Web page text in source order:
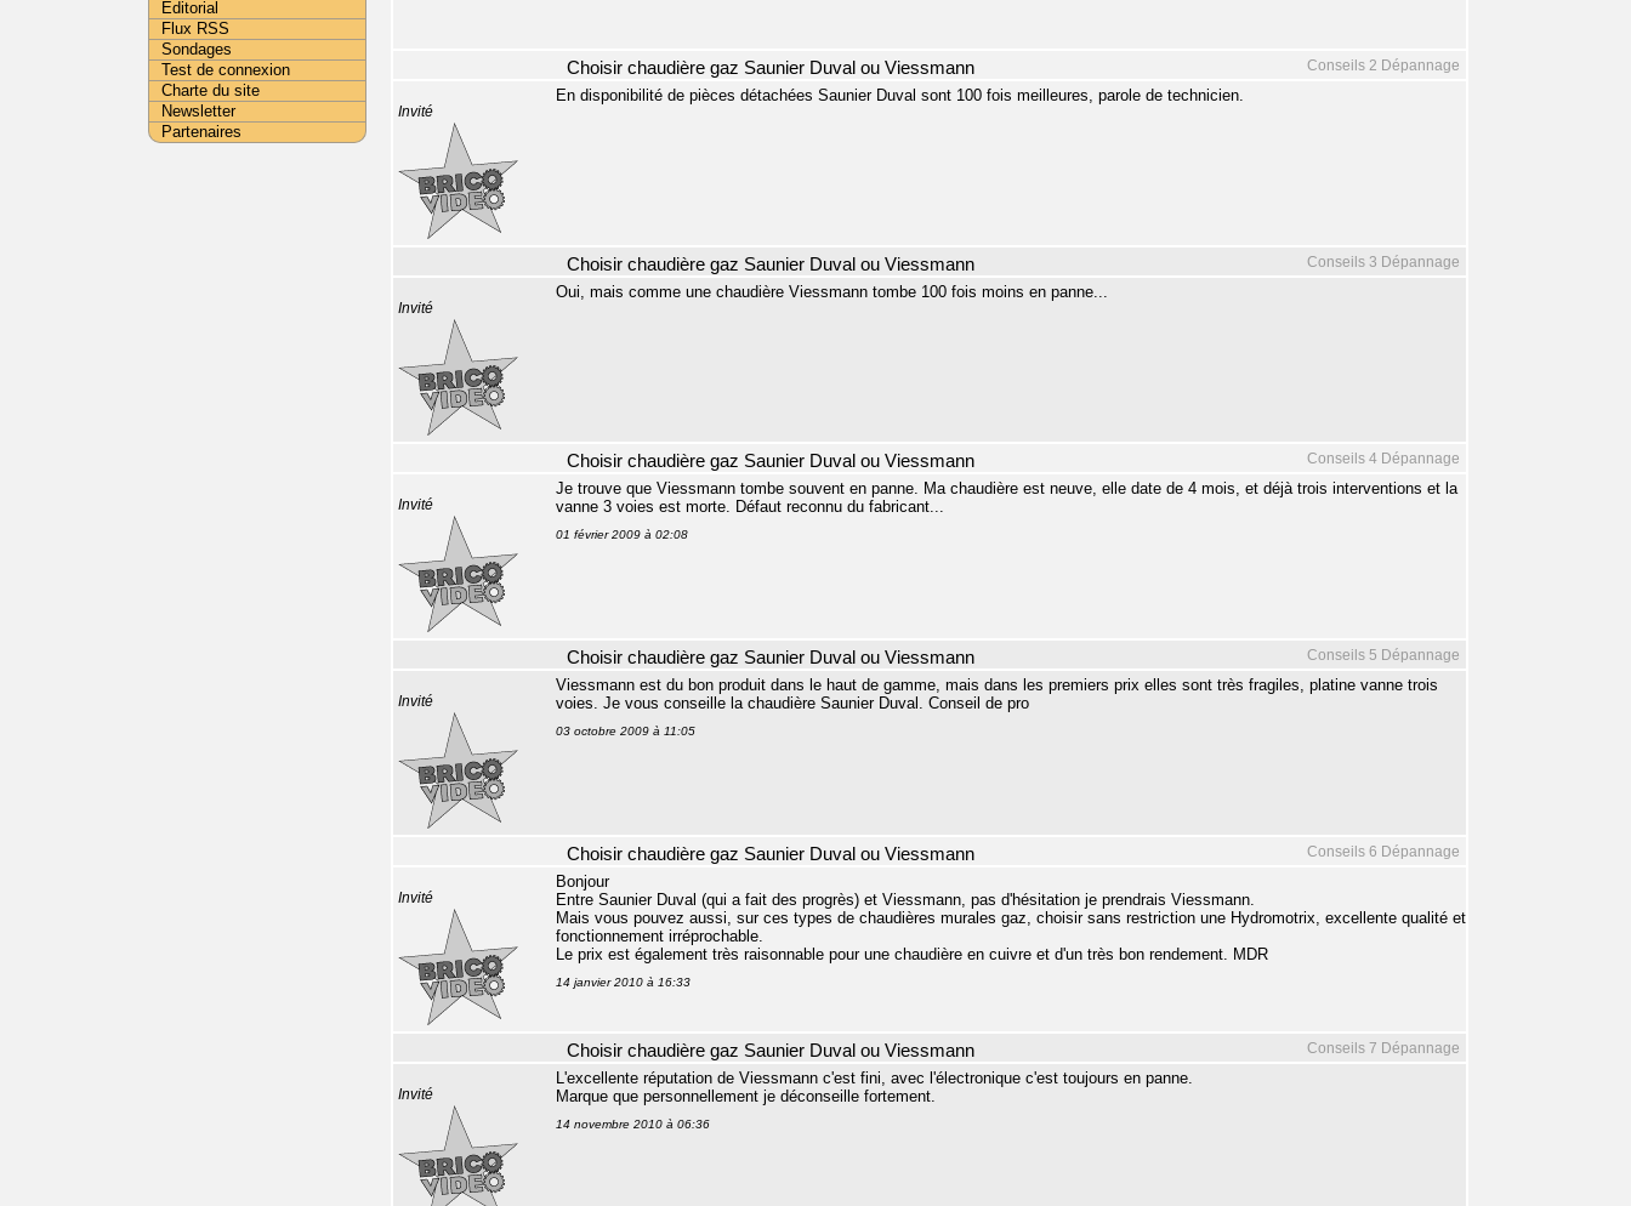
Conseils 2 Dépannage
Choisir chaudière gaz Saunier Duval ou Viessmann
Invité
En disponibilité de pièces détachées Saunier Duval sont 100 fois meilleures, parole de technicien.
Conseils 3 Dépannage
Choisir chaudière gaz Saunier Duval ou Viessmann
Invité
Oui, mais comme une chaudière Viessmann tombe 100 fois moins en panne...
Conseils 4 Dépannage
Choisir chaudière gaz Saunier Duval ou Viessmann
Invité
Je trouve que Viessmann tombe souvent en panne. Ma chaudière est neuve, elle date de 4 mois, et déjà trois interventions et la
vanne 3 voies est morte. Défaut reconnu du fabricant...
01 février 2009 à 02:08
Conseils 5 Dépannage
Choisir chaudière gaz Saunier Duval ou Viessmann
Invité
Viessmann est du bon produit dans le haut de gamme, mais dans les premiers prix elles sont très fragiles, platine vanne trois
voies. Je vous conseille la chaudière Saunier Duval. Conseil de pro
03 octobre 2009 à 11:05
Conseils 6 Dépannage
Choisir chaudière gaz Saunier Duval ou Viessmann
Invité
Bonjour
Entre Saunier Duval (qui a fait des progrès) et Viessmann, pas d'hésitation je prendrais Viessmann.
Mais vous pouvez aussi, sur ces types de chaudières murales gaz, choisir sans restriction une Hydromotrix, excellente qualité et
fonctionnement irréprochable.
Le prix est également très raisonnable pour une chaudière en cuivre et d'un très bon rendement. MDR
14 janvier 2010 à 16:33
Conseils 7 Dépannage
Choisir chaudière gaz Saunier Duval ou Viessmann
Invité
L'excellente réputation de Viessmann c'est fini, avec l'électronique c'est toujours en panne.
Marque que personnellement je déconseille fortement.
14 novembre 2010 à 06:36
Editorial
Flux RSS
Sondages
Test de connexion
Charte du site
Newsletter
Partenaires